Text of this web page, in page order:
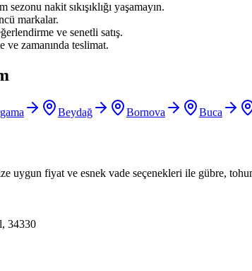
nakit sıkışıklığı yaşamayın.
markalar.
ve senetli satış.
zamanında teslimat.
Beydağ Bornova Buca
fiyat ve esnek vade seçenekleri ile gübre,
34330